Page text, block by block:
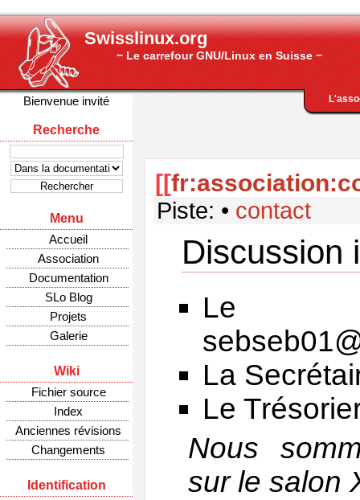
Swisslinux.org
− Le carrefour GNU/Linux en Suisse −
Bienvenue invité
Recherche
Menu
Accueil
Association
Documentation
SLo Blog
Projets
Galerie
Wiki
Fichier source
Index
Anciennes révisions
Changements
Identification
[[
Piste: • contact
Discussion
Le
La
Le
Nous
sur le salon